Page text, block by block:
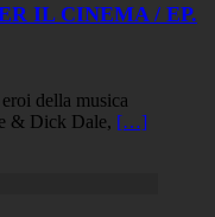
IL CINEMA / EP.
della musica
& Dick Dale, […]